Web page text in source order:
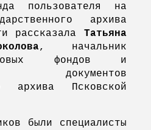
пользователя на
архива
рассказала Татьяна
, начальник
фондов и
документов
архива Псковской
были специалисты